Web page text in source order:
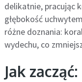
delikatnie, pracując
głębokość
różne doznania:
wydechu, co
Jak